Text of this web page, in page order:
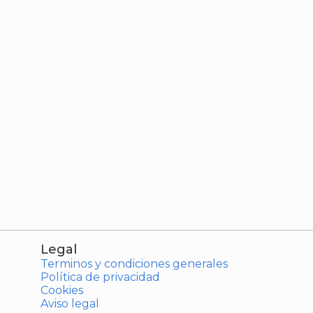
Legal
Terminos y condiciones generales
Política de privacidad
Cookies
Aviso legal